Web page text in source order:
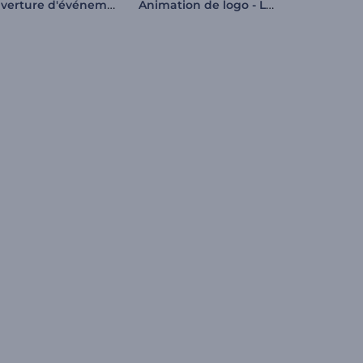
Ouverture d'événement enjoué Animation de logo - Liquide en rotation